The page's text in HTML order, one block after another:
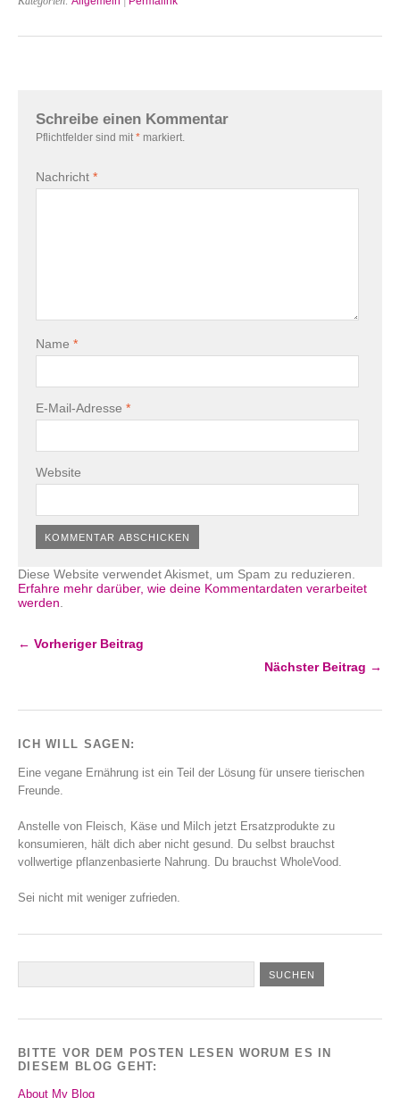
Schreibe einen Kommentar
Pflichtfelder sind mit * markiert.
Nachricht *
Name *
E-Mail-Adresse *
Website
Diese Website verwendet Akismet, um Spam zu reduzieren.
Erfahre mehr darüber, wie deine Kommentardaten verarbeitet
werden.
← Vorheriger Beitrag
Nächster Beitrag →
ICH WILL SAGEN:
Eine vegane Ernährung ist ein Teil der Lösung für unsere tierischen
Freunde.
Anstelle von Fleisch, Käse und Milch jetzt Ersatzprodukte zu
konsumieren, hält dich aber nicht gesund. Du selbst brauchst
vollwertige pflanzenbasierte Nahrung. Du brauchst WholeVood.
Sei nicht mit weniger zufrieden.
BITTE VOR DEM POSTEN LESEN WORUM ES IN
DIESEM BLOG GEHT:
About My Blog